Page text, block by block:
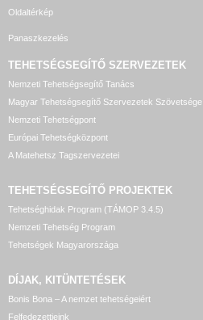
Oldaltérkép
Panaszkezelés
TEHETSÉGSEGÍTŐ SZERVEZETEK
Nemzeti Tehetségsegítő Tanács
Magyar Tehetségsegítő Szervezetek Szövetsége
Nemzeti Tehetségpont
Európai Tehetségközpont
A Matehetsz Tagszervezetei
TEHETSÉGSEGÍTŐ PROJEKTEK
Tehetséghidak Program (TÁMOP 3.4.5)
Nemzeti Tehetség Program
Tehetségek Magyarországa
DÍJAK, KITÜNTETÉSEK
Bonis Bona – A nemzet tehetségeiért
Felfedezettjeink